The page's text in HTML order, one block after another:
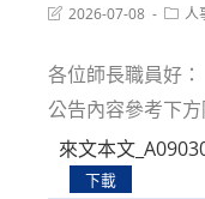
Post2026-07-08
Post人
各位師長職員好：
公告內容參考下方
來文本文
下載